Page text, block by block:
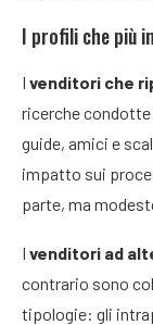
I profili che più
I venditori che
ricerche condotte
guide, amici e
impatto sui
parte, ma
I venditori ad
contrario sono
tipologie: gli